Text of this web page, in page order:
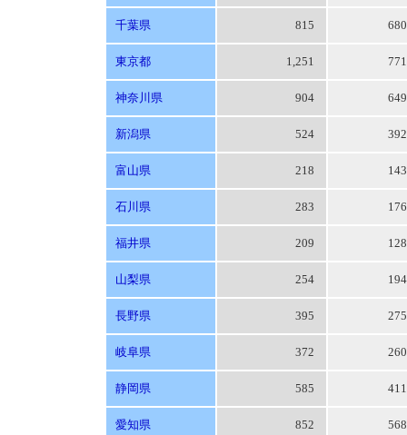
千葉県 815
東京都 1,251
神奈川県 904
新潟県 524
富山県 218
石川県 283
福井県 209
山梨県 254
長野県 395
岐阜県 372
静岡県 585
愛知県 852